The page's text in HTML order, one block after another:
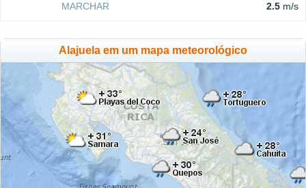
MARCHAR
2.5 m/s
Alajuela em um mapa meteorológico